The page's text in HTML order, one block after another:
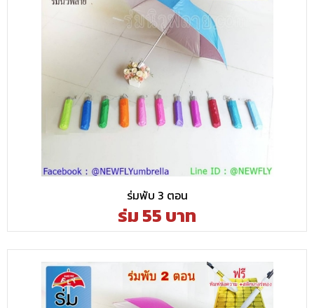
ร่มพับ 3 ตอน
ร่ม 55 บาท